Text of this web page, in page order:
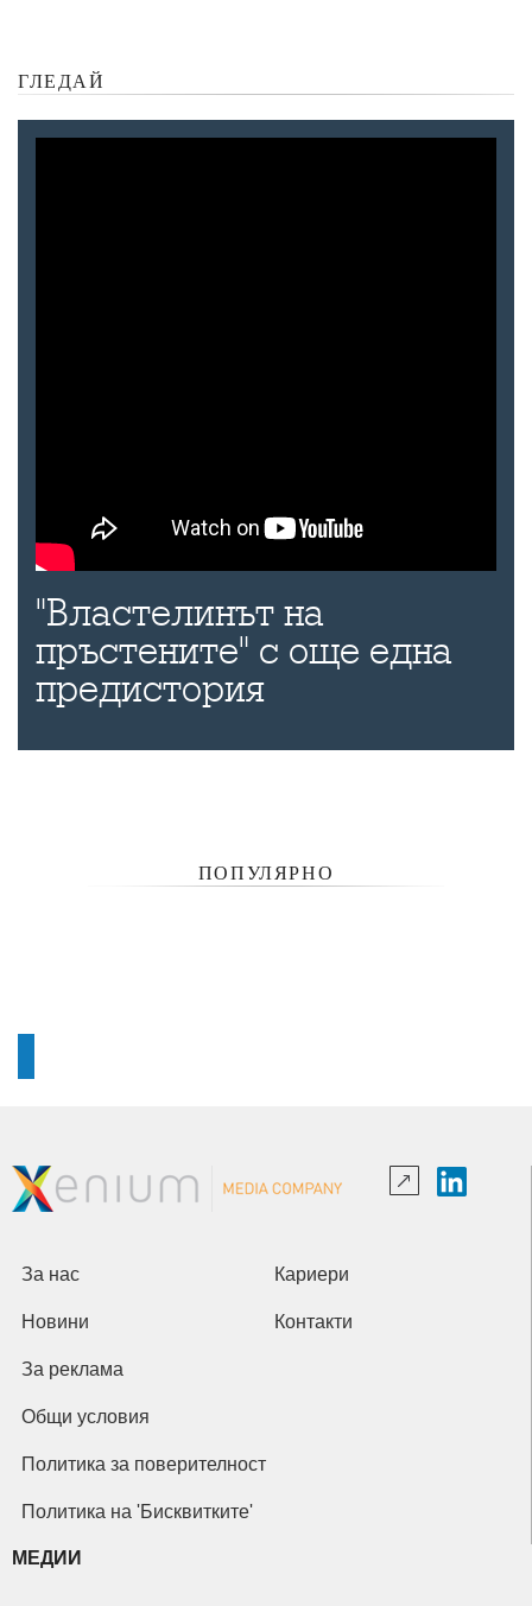
ГЛЕДАЙ
"Властелинът на
пръстените" с още една
предистория
ПОПУЛЯРНО
За нас Кариери
Новини Контакти
За реклама
Общи условия
Политика за поверителност
Политика на 'Бисквитките'
МЕДИИ